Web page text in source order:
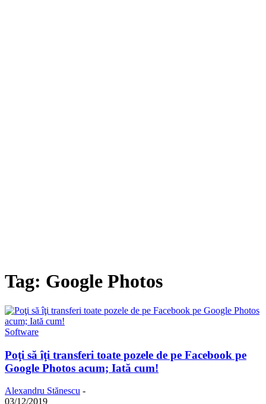
Tag: Google Photos
Software
Poţi să îţi transferi toate pozele de pe Facebook pe
Google Photos acum; Iată cum!
Alexandru Stănescu -
03/12/2019